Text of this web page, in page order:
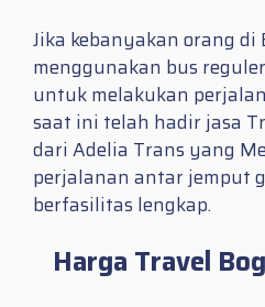
Jika kebanyakan orang
menggunakan bus
untuk melakukan
saat ini telah hadir jasa
dari Adelia Trans yang
perjalanan antar jemput
berfasilitas lengkap.
Harga Travel